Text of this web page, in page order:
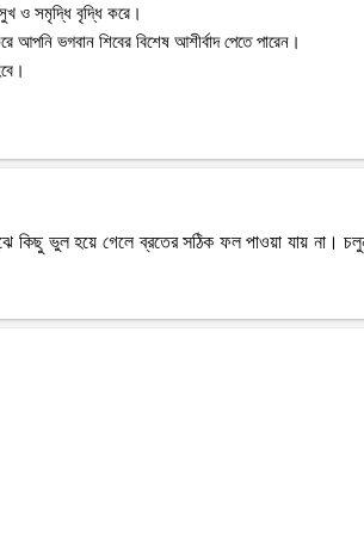
ও সমৃদ্ধি বৃদ্ধি করে।
ভগবান শিবের বিশেষ আশীর্বাদ পেতে পারেন।
কিছু ভুল হয়ে গেলে ব্রতের সঠিক ফল পাওয়া যায় না।